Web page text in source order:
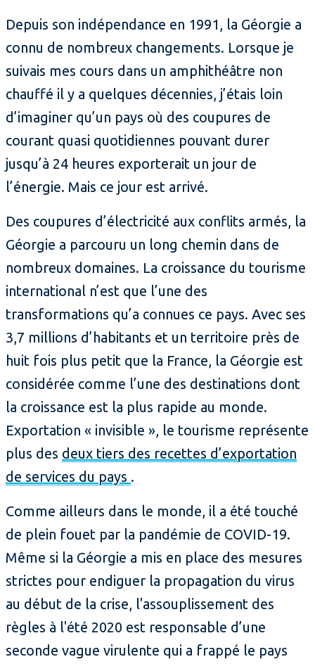
Depuis son indépendance en 1991, la Géorgie a
connu de nombreux changements. Lorsque je
suivais mes cours dans un amphithéâtre non
chauffé il y a quelques décennies, j’étais loin
d’imaginer qu’un pays où des coupures de
courant quasi quotidiennes pouvant durer
jusqu’à 24 heures exporterait un jour de
l’énergie. Mais ce jour est arrivé.
Des coupures d’électricité aux conflits armés, la
Géorgie a parcouru un long chemin dans de
nombreux domaines. La croissance du tourisme
international n’est que l’une des
transformations qu’a connues ce pays. Avec ses
3,7 millions d’habitants et un territoire près de
huit fois plus petit que la France, la Géorgie est
considérée comme l’une des destinations dont
la croissance est la plus rapide au monde.
Exportation « invisible », le tourisme représente
plus des deux tiers des recettes d’exportation
de services du pays .
Comme ailleurs dans le monde, il a été touché
de plein fouet par la pandémie de COVID-19.
Même si la Géorgie a mis en place des mesures
strictes pour endiguer la propagation du virus
au début de la crise, l'assouplissement des
règles à l'été 2020 est responsable d’une
seconde vague virulente qui a frappé le pays